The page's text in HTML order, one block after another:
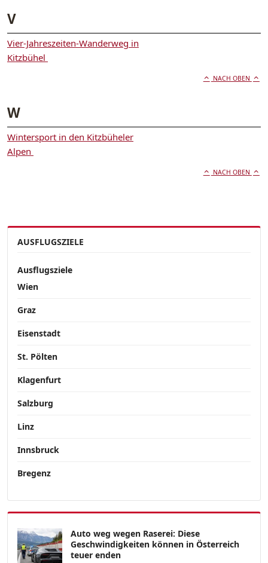
V
Vier-Jahreszeiten-Wanderweg in
Kitzbühel
NACH OBEN
W
Wintersport in den Kitzbüheler
Alpen
NACH OBEN
AUSFLUGSZIELE
Ausflugsziele
Wien
Graz
Eisenstadt
St. Pölten
Klagenfurt
Salzburg
Linz
Innsbruck
Bregenz
Auto weg wegen Raserei: Diese
Geschwindigkeiten können in Österreich
teuer enden